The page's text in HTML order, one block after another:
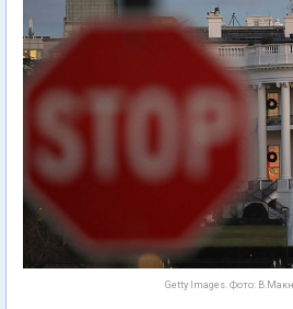
Getty Images. Фото: